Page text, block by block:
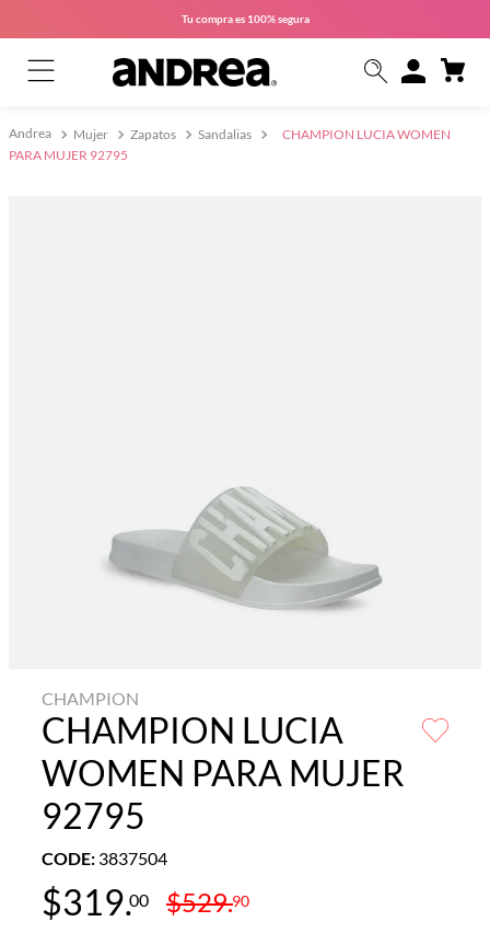
Tu compra es 100% segura
Mujer Zapatos Sandalias
CHAMPION LUCIA WOMEN
PARA MUJER 92795
CHAMPION
CHAMPION LUCIA
WOMEN PARA MUJER
92795
CODE: 3837504
$319.00 $529.90